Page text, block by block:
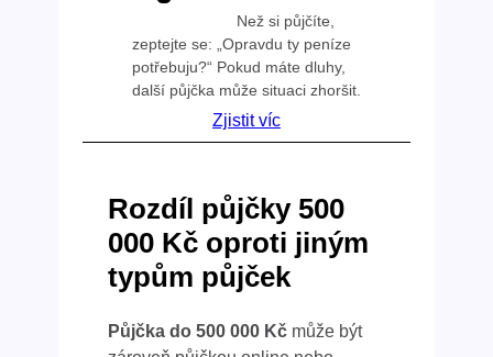
Než si půjčíte,
zeptejte se: „Opravdu ty peníze
potřebuju?“ Pokud máte dluhy,
další půjčka může situaci zhoršit.
Zjistit víc
Rozdíl půjčky 500
000 Kč oproti jiným
typům půjček
Půjčka do 500 000 Kč může být